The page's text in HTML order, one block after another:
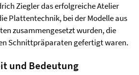
Ziegler das erfolgreiche Atelier
Plattentechnik, bei der Modelle aus
zusammengesetzt wurden, die
Schnittpräparaten gefertigt waren.
und Bedeutung